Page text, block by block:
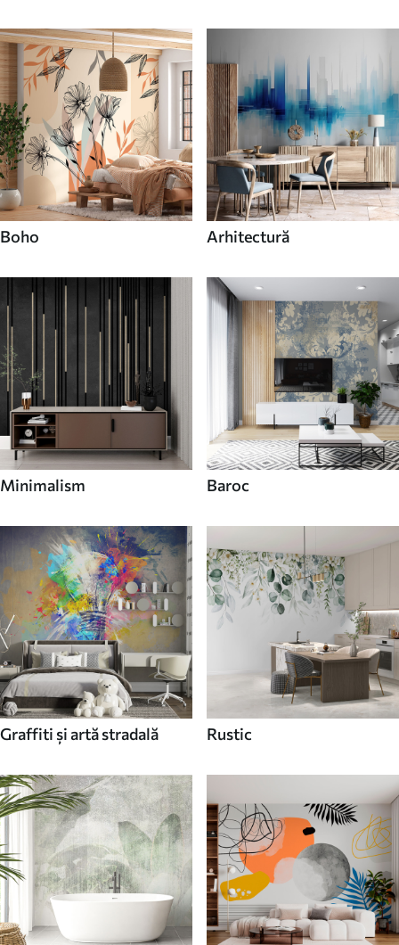
Boho Arhitectură
Minimalism Baroc
Graffiti și artă stradală Rustic